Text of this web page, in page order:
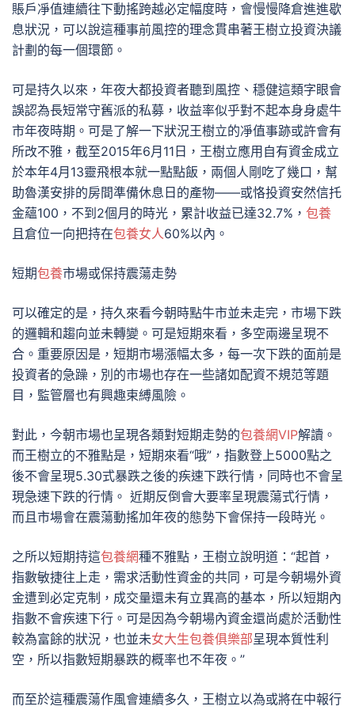
賬戶凈值連續往下動搖跨越必定幅度時，會慢慢降倉進進歇
息狀況，可以說這種事前風控的理念貫串著王樹立投資決議
計劃的每一個環節。
可是持久以來，年夜大都投資者聽到風控、穩健這類字眼會
誤認為長短常守舊派的私募，收益率似乎對不起本身身處牛
市年夜時期。可是了解一下狀況王樹立的凈值事跡或許會有
所改不雅，截至2015年6月11日，王樹立應用自有資金成立
於本年4月13靈飛根本就一點點飯，兩個人剛吃了幾口，幫
助魯漢安排的房間準備休息日的產物——或恪投資安然信托
金蘊100，不到2個月的時光，累計收益已達32.7%， 包養
且倉位一向把持在包養女人60%以內。
短期包養市場或保持震蕩走勢
可以確定的是，持久來看今朝時點牛市並未走完，市場下跌
的邏輯和趨向並未轉變。可是短期來看，多空兩邊呈現不
合。重要原因是，短期市場漲幅太多，每一次下跌的面前是
投資者的急躁，別的市場也存在一些諸如配資不規范等題
目，監管層也有興趣束縛風險。
對此，今朝市場也呈現各類對短期走勢的包養網VIP解讀。
而王樹立的不雅點是，短期來看“哦”，指數登上5000點之
後不會呈現5.30式暴跌之後的疾速下跌行情，同時也不會呈
現急速下跌的行情。 近期反倒會大要率呈現震蕩式行情，
而且市場會在震蕩動搖加年夜的態勢下會保持一段時光。
之所以短期持這包養網種不雅點，王樹立說明道：“起首，
指數敏捷往上走，需求活動性資金的共同，可是今朝場外資
金遭到必定克制，成交量還未有立異高的基本，所以短期內
指數不會疾速下行。可是因為今朝場內資金還尚處於活動性
較為富餘的狀況，也並未女大生包養俱樂部呈現本質性利
空，所以指數短期暴跌的概率也不年夜。”
而至於這種震蕩作風會連續多久，王樹立以為或將在中報行